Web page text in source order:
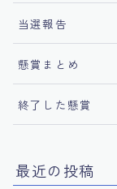
当選報告
懸賞まとめ
終了した懸賞
最近の投稿